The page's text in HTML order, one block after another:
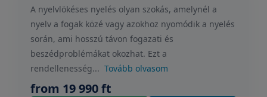
A nyelvlökéses nyelés olyan szokás, amelynél a
nyelv a fogak közé vagy azokhoz nyomódik a nyelés
során, ami hosszú távon fogazati és
beszédproblémákat okozhat. Ezt a
rendellenesség... Tovább olvasom
from 19 990 ft